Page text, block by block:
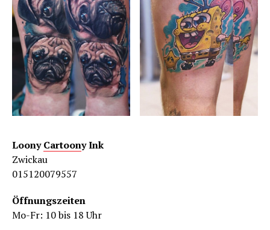
LoonyCartoony Ink
Zwickau
015120079557
Öffnungszeiten
Mo-Fr: 10 bis 18 Uhr